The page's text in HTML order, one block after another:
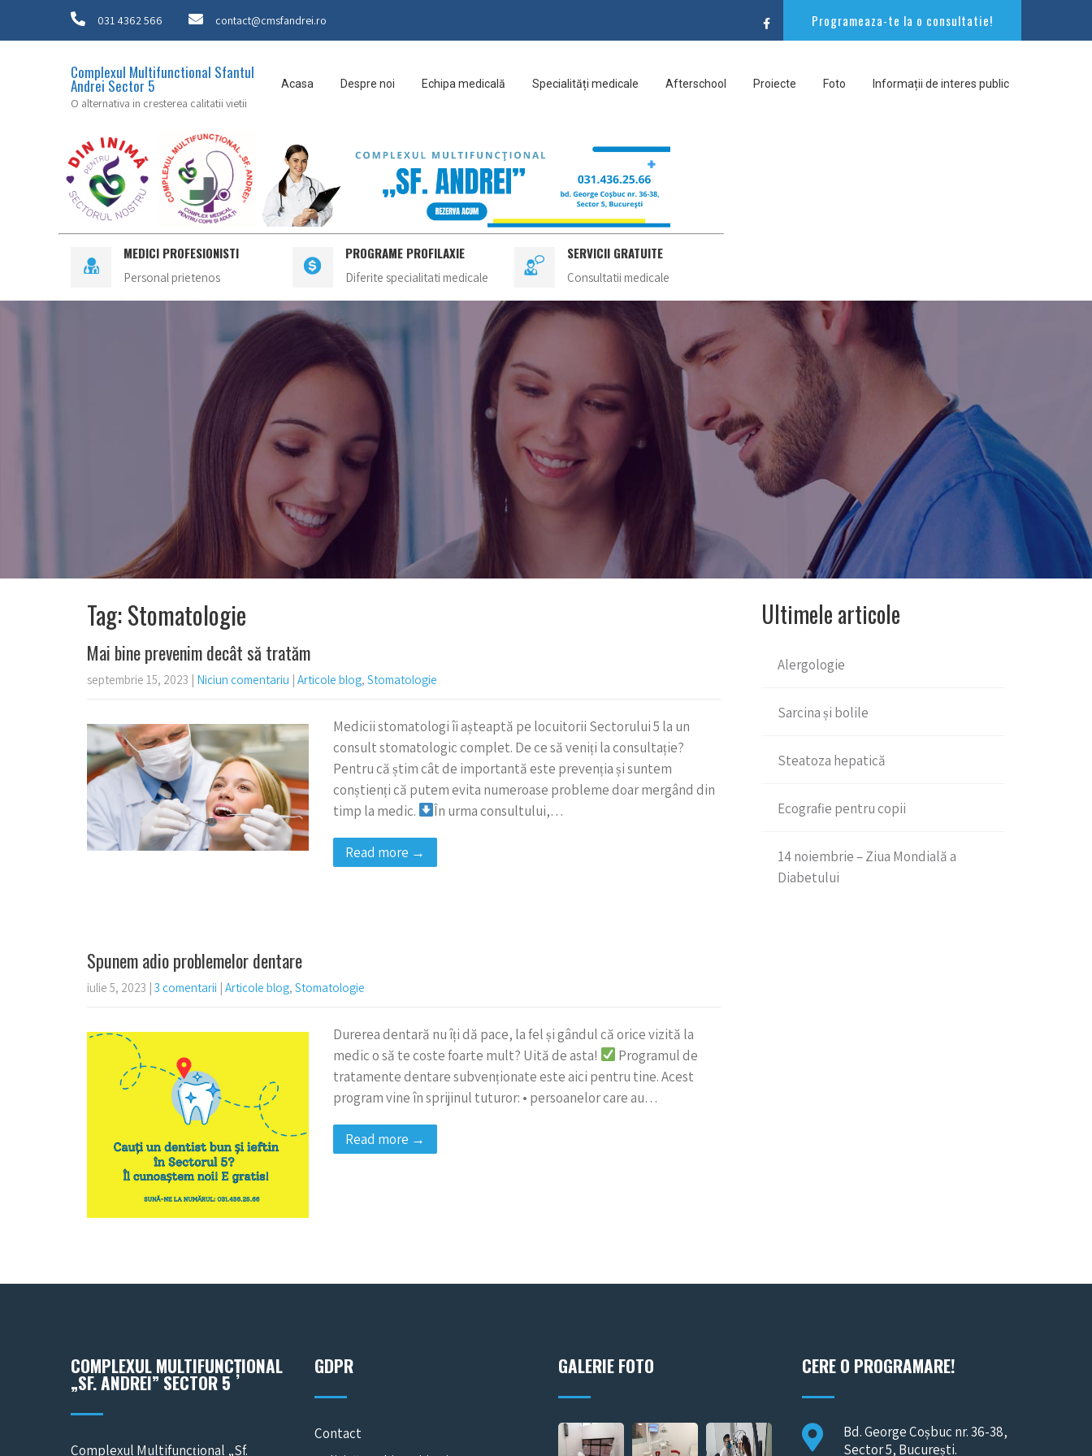
031 4362 566 contact@cmsfandrei.ro Programeaza-te la o consultatie!
Complexul Multifunctional Sfantul
Andrei Sector 5
O alternativa in cresterea calitatii vietii
Acasa Despre noi Echipa medicală Specialități medicale Afterschool Proiecte Foto Informații de interes public
MEDICI PROFESIONISTI
Personal prietenos
PROGRAME PROFILAXIE
Diferite specialitati medicale
SERVICII GRATUITE
Consultatii medicale
Tag: Stomatologie
Mai bine prevenim decât să tratăm
septembrie 15, 2023 | Niciun comentariu | Articole blog, Stomatologie
Medicii stomatologi îi așteaptă pe locuitorii Sectorului 5 la un
consult stomatologic complet. De ce să veniți la consultație?
Pentru că știm cât de importantă este prevenția și suntem
conștienți că putem evita numeroase probleme doar mergând din
timp la medic.
În urma consultului,…
Read more →
Spunem adio problemelor dentare
iulie 5, 2023 | 3 comentarii | Articole blog, Stomatologie
Durerea dentară nu îți dă pace, la fel și gândul că orice vizită la
medic o să te coste foarte mult? Uită de asta!
Programul de
tratamente dentare subvenționate este aici pentru tine. Acest
program vine în sprijinul tuturor: • persoanelor care au…
Read more →
Ultimele articole
Alergologie
Sarcina și bolile
Steatoza hepatică
Ecografie pentru copii
14 noiembrie – Ziua Mondială a
Diabetului
COMPLEXUL MULTIFUNCȚIONAL
„SF. ANDREI” SECTOR 5
Complexul Multifuncțional „Sf.
GDPR
Contact
GALERIE FOTO CERE O PROGRAMARE!
Bd. George Coșbuc nr. 36-38,
Sector 5, București.